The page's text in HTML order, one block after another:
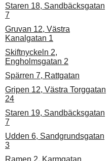
Staren 18, Sandbäcksgatan
7
Gruvan 12, Västra
Kanalgatan 1
Skiftnyckeln 2,
Engholmsgatan 2
Spärren 7, Rattgatan
Gripen 12, Västra Torggatan
24
Staren 19, Sandbäcksgatan
7
Udden 6, Sandgrundsgatan
3